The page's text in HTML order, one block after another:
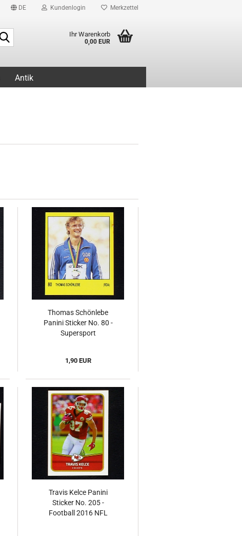
DE Kundenlogin Merkzettel
Ihr Warenkorb
0,00 EUR
Antik
Thomas Schönlebe
Panini Sticker No. 80 -
Supersport
1,90 EUR
Travis Kelce Panini
Sticker No. 205 -
Football 2016 NFL